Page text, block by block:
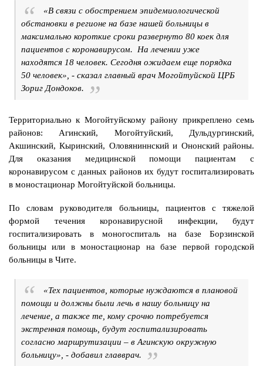
«В связи с обострением эпидемиологической
обстановки в регионе на базе нашей больницы в
максимально короткие сроки развернуто 80 коек для
пациентов с коронавирусом. На лечении уже
находятся 18 человек. Сегодня ожидаем еще порядка
50 человек», - сказал главный врач Могойтуйской ЦРБ
Зориг Дондоков.
Территориально к Могойтуйскому району прикреплено семь
районов: Агинский, Могойтуйский, Дульдургинский,
Акшинский, Кыринский, Оловяниннский и Ононский районы.
Для оказания медицинской помощи пациентам с
коронавирусом с данных районов их будут госпитализировать
в моностационар Могойтуйской больницы.
По словам руководителя больницы, пациентов с тяжелой
формой течения коронавирусной инфекции, будут
госпитализировать в моногоспиталь на базе Борзинской
больницы или в моностационар на базе первой городской
больницы в Чите.
«Тех пациентов, которые нуждаются в плановой
помощи и должны были лечь в нашу больницу на
лечение, а также те, кому срочно потребуется
экстренная помощь, будут госпитализировать
согласно маршрутизации – в Агинскую окружную
больницу», - добавил главврач.